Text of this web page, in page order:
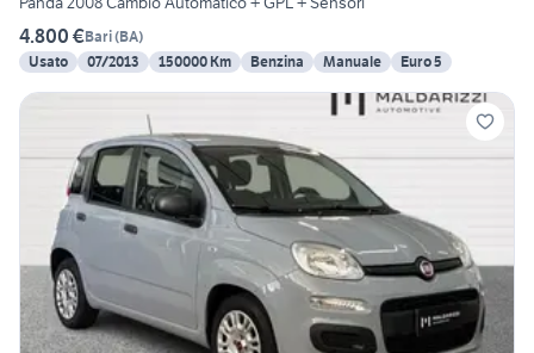
4.800 €Bari(BA)
Usato
07/2013 150000 Km Benzina Manuale Euro 5